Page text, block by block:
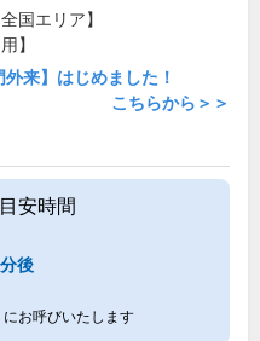
国エリア】
】
外来】はじめました！
こちらから＞＞
安時間
分後
にお呼びいたします